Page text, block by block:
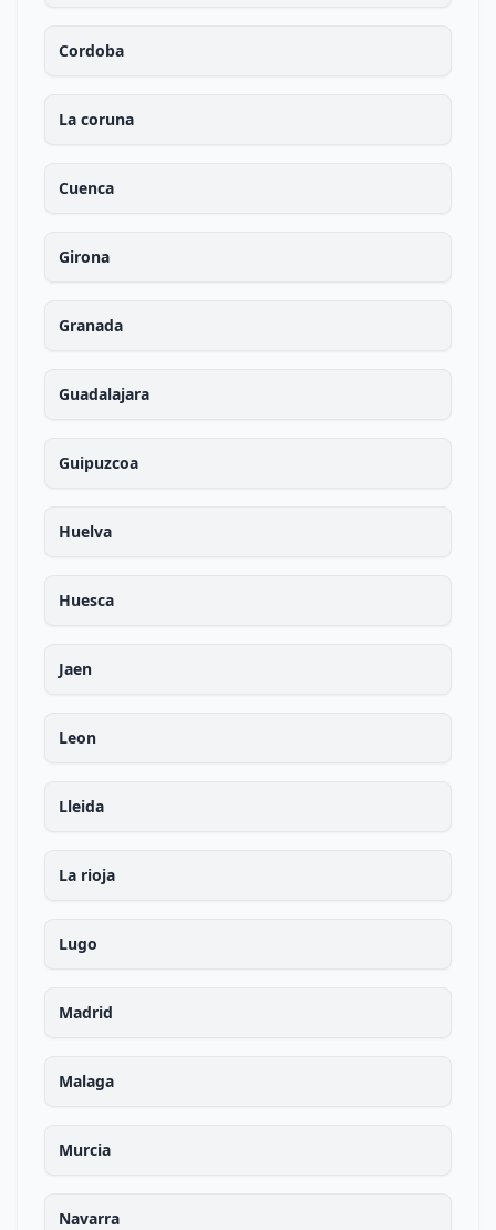
Cordoba
La coruna
Cuenca
Girona
Granada
Guadalajara
Guipuzcoa
Huelva
Huesca
Jaen
Leon
Lleida
La rioja
Lugo
Madrid
Malaga
Murcia
Navarra